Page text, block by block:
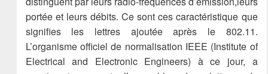
portée et leurs débits. Ce sont ces caractéristique que
signifies les lettres ajoutée après le 802.11.
L’organisme officiel de normalisation IEEE (Institute of
Electrical and Electronic Engineers) à ce jour, a